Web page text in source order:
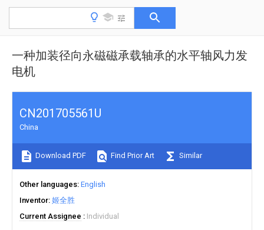
一种加装径向永磁磁承载轴承的水平轴风力发
电机
CN201705561U
China
Download PDF Find Prior Art Similar
Other languages English
Inventor 姬全胜
Current Assignee
Individual